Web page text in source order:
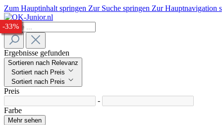
Zum Hauptinhalt springen Zur Suche springen Zur Hauptnavigation
Ergebnisse gefunden
Sortieren nach Relevanz
Sortiert nach Preis
Sortiert nach Preis
Preis
-
Farbe
Mehr sehen
-27%
-30%
-24%
-28%
-23%
-32%
-33%